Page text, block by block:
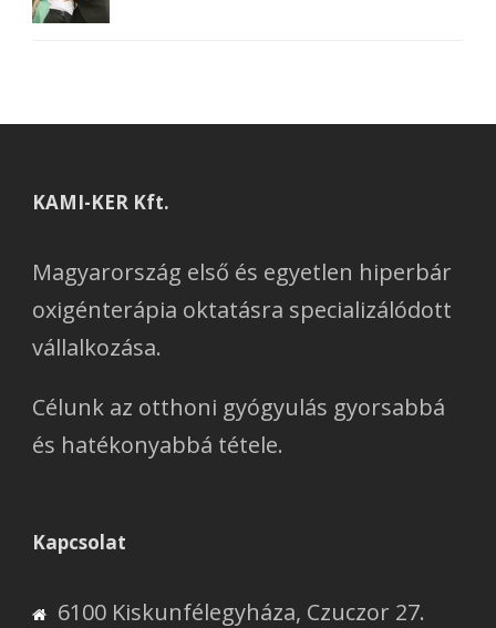
KAMI-KER Kft.
Magyarország első és egyetlen hiperbár
oxigénterápia oktatásra specializálódott
vállalkozása.
Célunk az otthoni gyógyulás gyorsabbá
és hatékonyabbá tétele.
Kapcsolat
6100 Kiskunfélegyháza, Czuczor 27.